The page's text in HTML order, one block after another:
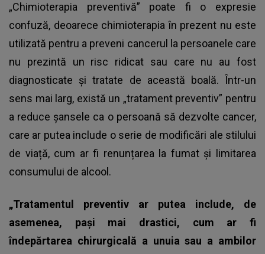
„Chimioterapia preventivă” poate fi o expresie
confuză, deoarece chimioterapia în prezent nu este
utilizată pentru a preveni cancerul la persoanele care
nu prezintă un risc ridicat sau care nu au fost
diagnosticate și tratate de această boală. Într-un
sens mai larg, există un „tratament preventiv” pentru
a reduce șansele ca o persoană să dezvolte cancer,
care ar putea include o serie de modificări ale stilului
de viață, cum ar fi renunțarea la fumat și limitarea
consumului de alcool.
„Tratamentul preventiv ar putea include, de
asemenea, pași mai drastici, cum ar fi
îndepărtarea chirurgicală a unuia sau a ambilor